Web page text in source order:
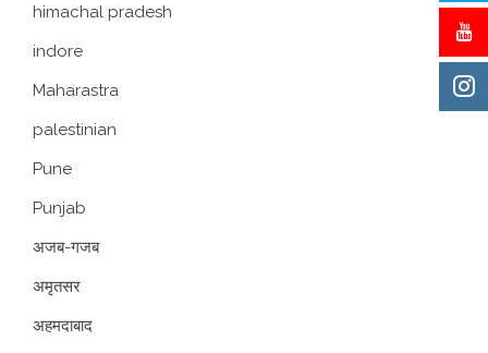
himachal pradesh
indore
Maharastra
palestinian
Pune
Punjab
अजब-गजब
अमृतसर
अहमदाबाद